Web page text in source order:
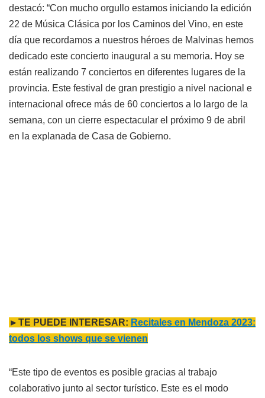
destacó: “Con mucho orgullo estamos iniciando la edición
22 de Música Clásica por los Caminos del Vino, en este
día que recordamos a nuestros héroes de Malvinas hemos
dedicado este concierto inaugural a su memoria. Hoy se
están realizando 7 conciertos en diferentes lugares de la
provincia. Este festival de gran prestigio a nivel nacional e
internacional ofrece más de 60 conciertos a lo largo de la
semana, con un cierre espectacular el próximo 9 de abril
en la explanada de Casa de Gobierno.
►TE PUEDE INTERESAR: Recitales en Mendoza 2023:
todos los shows que se vienen
“Este tipo de eventos es posible gracias al trabajo
colaborativo junto al sector turístico. Este es el modo